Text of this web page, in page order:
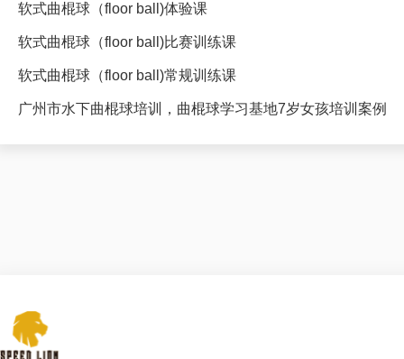
软式曲棍球（floor ball)体验课
软式曲棍球（floor ball)比赛训练课
软式曲棍球（floor ball)常规训练课
广州市水下曲棍球培训，曲棍球学习基地7岁女孩培训案例